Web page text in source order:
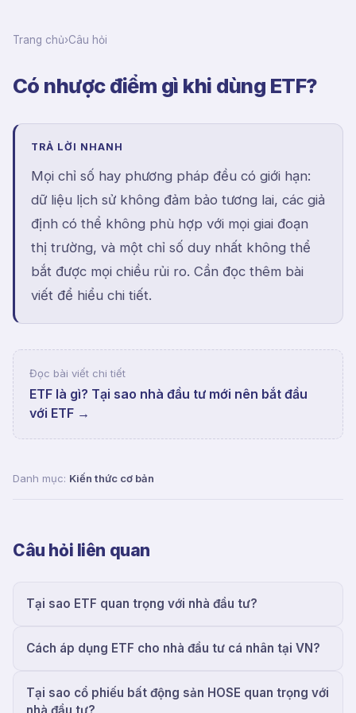
Trang chủ›Câu hỏi
Có nhược điểm gì khi dùng ETF?
TRẢ LỜI NHANH
Mọi chỉ số hay phương pháp đều có giới hạn:
dữ liệu lịch sử không đảm bảo tương lai, các giả
định có thể không phù hợp với mọi giai đoạn
thị trường, và một chỉ số duy nhất không thể
bắt được mọi chiều rủi ro. Cần đọc thêm bài
viết để hiểu chi tiết.
Đọc bài viết chi tiết
ETF là gì? Tại sao nhà đầu tư mới nên bắt đầu
với ETF →
Danh mục: Kiến thức cơ bản
Câu hỏi liên quan
Tại sao ETF quan trọng với nhà đầu tư?
Cách áp dụng ETF cho nhà đầu tư cá nhân tại VN?
Tại sao cổ phiếu bất động sản HOSE quan trọng với